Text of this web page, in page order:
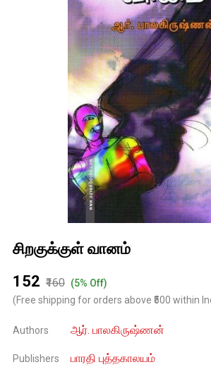
சிறகுக்குள் வானம்
₹152 ₹160 (5% Off)
(Free shipping for orders above ₹500 within
Authors ஆர். பாலகிருஷ்ணன்
Publishers பாரதி புத்தகாலயம்